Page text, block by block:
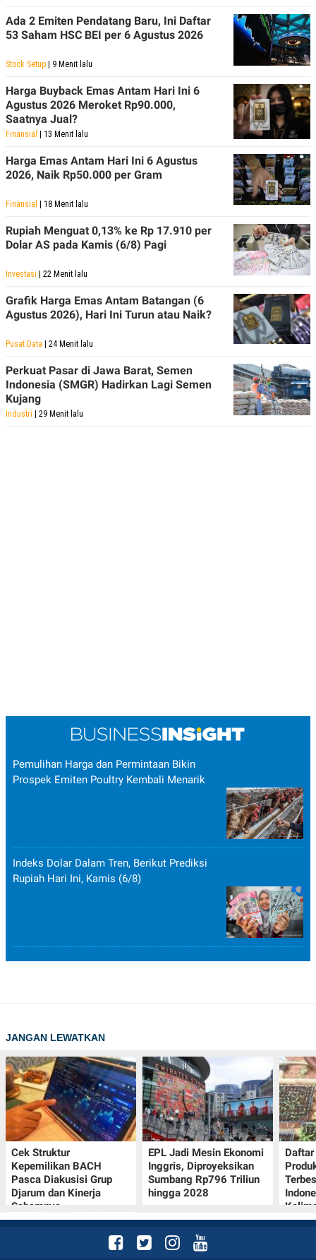
Ada 2 Emiten Pendatang Baru, Ini Daftar
53 Saham HSC BEI per 6 Agustus 2026
Stock Setup | 9 Menit lalu
Harga Buyback Emas Antam Hari Ini 6
Agustus 2026 Meroket Rp90.000,
Saatnya Jual?
Finansial | 13 Menit lalu
Harga Emas Antam Hari Ini 6 Agustus
2026, Naik Rp50.000 per Gram
Finansial | 18 Menit lalu
Rupiah Menguat 0,13% ke Rp 17.910 per
Dolar AS pada Kamis (6/8) Pagi
Investasi | 22 Menit lalu
Grafik Harga Emas Antam Batangan (6
Agustus 2026), Hari Ini Turun atau Naik?
Pusat Data | 24 Menit lalu
Perkuat Pasar di Jawa Barat, Semen
Indonesia (SMGR) Hadirkan Lagi Semen
Kujang
Industri | 29 Menit lalu
Pemulihan Harga dan Permintaan Bikin
Prospek Emiten Poultry Kembali Menarik
Indeks Dolar Dalam Tren, Berikut Prediksi
Rupiah Hari Ini, Kamis (6/8)
JANGAN LEWATKAN
Cek Struktur
Kepemilikan BACH
Pasca Diakusisi Grup
Djarum dan Kinerja
Sahamnya
EPL Jadi Mesin Ekonomi
Inggris, Diproyeksikan
Sumbang Rp796 Triliun
hingga 2028